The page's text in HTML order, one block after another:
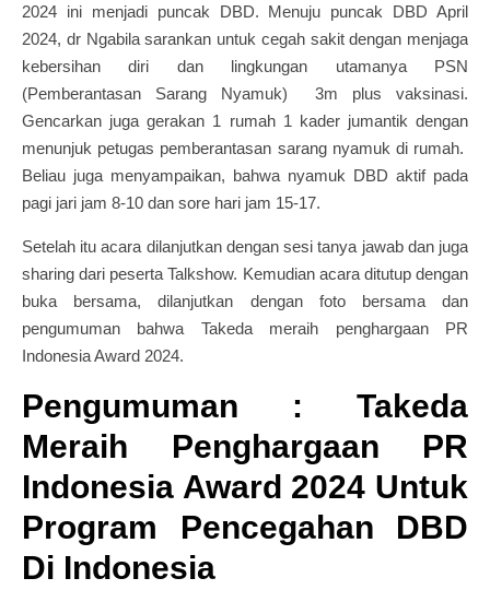
2024 ini menjadi puncak DBD. Menuju puncak DBD April
2024, dr Ngabila sarankan untuk cegah sakit dengan menjaga
kebersihan diri dan lingkungan utamanya PSN
(Pemberantasan Sarang Nyamuk) 3m plus vaksinasi.
Gencarkan juga gerakan 1 rumah 1 kader jumantik dengan
menunjuk petugas pemberantasan sarang nyamuk di rumah.
Beliau juga menyampaikan, bahwa nyamuk DBD aktif pada
pagi jari jam 8-10 dan sore hari jam 15-17.
Setelah itu acara dilanjutkan dengan sesi tanya jawab dan juga
sharing dari peserta Talkshow. Kemudian acara ditutup dengan
buka bersama, dilanjutkan dengan foto bersama dan
pengumuman bahwa Takeda meraih penghargaan PR
Indonesia Award 2024.
Pengumuman : Takeda
Meraih Penghargaan PR
Indonesia Award 2024 Untuk
Program Pencegahan DBD
Di Indonesia